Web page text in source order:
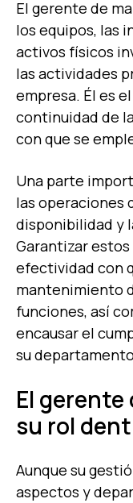
El gerente de
los equipos, las
activos físicos
las actividades
empresa. Él es
continuidad de
con que se
Una parte
las operaciones
disponibilidad y
Garantizar
efectividad con
mantenimiento
funciones, así
encausar el
su
El
su rol
Aunque su
aspectos y